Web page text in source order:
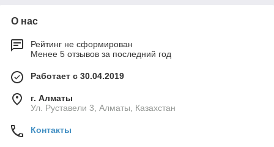
О нас
Рейтинг не сформирован
Менее 5 отзывов за последний год
Работает с 30.04.2019
г. Алматы
Ул. Руставели 3, Алматы, Казахстан
Контакты